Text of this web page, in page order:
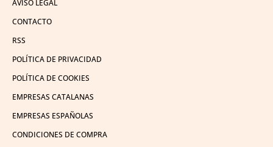
AVISO LEGAL
CONTACTO
RSS
POLÍTICA DE PRIVACIDAD
POLÍTICA DE COOKIES
EMPRESAS CATALANAS
EMPRESAS ESPAÑOLAS
CONDICIONES DE COMPRA